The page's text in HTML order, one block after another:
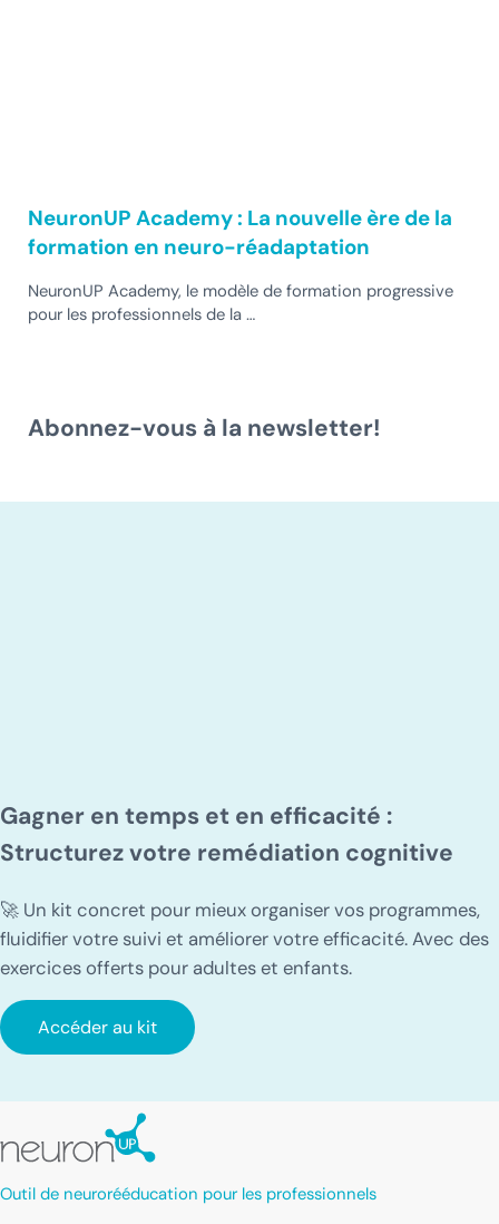
NeuronUP Academy : La nouvelle ère de la
formation en neuro-réadaptation
NeuronUP Academy, le modèle de formation progressive
pour les professionnels de la …
Abonnez-vous à la newsletter!
Gagner en temps et en efficacité :
Structurez votre remédiation cognitive
🚀 Un kit concret pour mieux organiser vos programmes,
fluidifier votre suivi et améliorer votre efficacité. Avec des
exercices offerts pour adultes et enfants.
Accéder au kit
Outil de neurorééducation pour les professionnels